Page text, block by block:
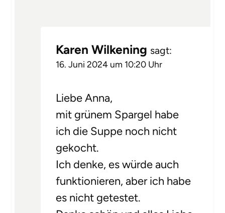
Karen Wilkening sagt:
16. Juni 2024 um 10:20 Uhr
Liebe Anna,
mit grünem Spargel habe
ich die Suppe noch nicht
gekocht.
Ich denke, es würde auch
funktionieren, aber ich habe
es nicht getestet.